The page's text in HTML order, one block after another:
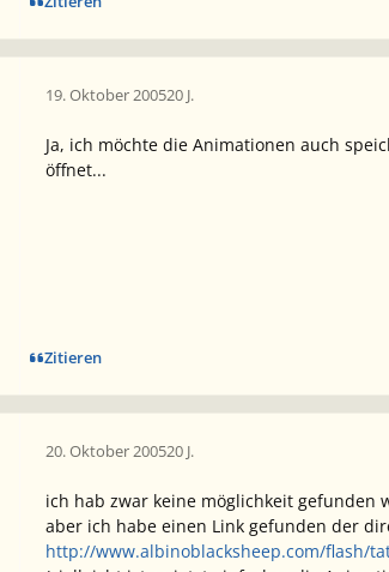
19. Oktober 200520 J.
Ja, ich möchte die Animationen auch
öffnet...
Zitieren
20. Oktober 200520 J.
ich hab zwar keine möglichkeit gefunden
aber ich habe einen Link gefunden der
http://www.albinoblacksheep.com/flash/